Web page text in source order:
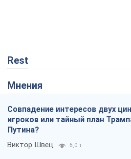
Rest
Мнения
Совпадение интересов двух
игроков или тайный план
Путина?
Виктор Швец 6,0 т.